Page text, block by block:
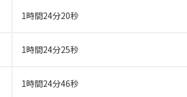
1時間24分20秒
1時間24分25秒
1時間24分46秒